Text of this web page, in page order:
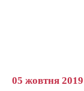
05 жовтня 2019